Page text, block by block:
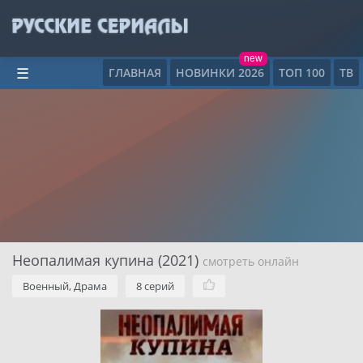
ГЛАВНАЯ НОВИНКИ 2026
new
ТОП 100 ТВ
☰
Неопалимая купина (2021) смотреть онлайн
Военный, Драма 8 серий